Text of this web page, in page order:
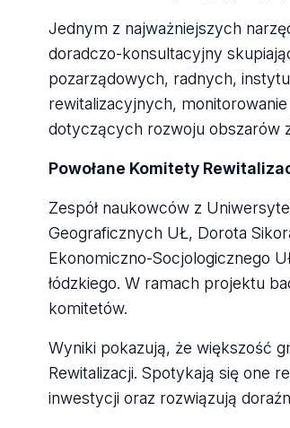
Jednym z najważniejszych
doradczo-konsultacyjny
pozarządowych, radnych,
rewitalizacyjnych,
dotyczących rozwoju obszarów
Powołane Komitety
Zespół naukowców z
Geograficznych UŁ, Dorota
Ekonomiczno-Socjologicznego
łódzkiego. W ramach projektu
komitetów.
Wyniki pokazują, że większość
Rewitalizacji. Spotykają się one
inwestycji oraz rozwiązują